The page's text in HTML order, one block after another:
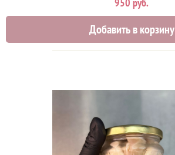
950 руб.
Добавить в корзину